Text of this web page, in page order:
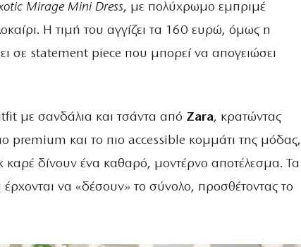
Mirage Mini Dress, με πολύχρωμο εμπριμέ
Η τιμή του αγγίζει τα 160 ευρώ, όμως η
σε statement piece που μπορεί να απογειώσει
με σανδάλια και τσάντα από Zara, κρατώντας
premium και το πιο accessible κομμάτι της μόδας,
καρέ δίνουν ένα καθαρό, μοντέρνο αποτέλεσμα. Τα
να «δέσουν» το σύνολο, προσθέτοντας το